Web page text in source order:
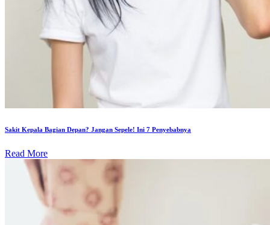
Sakit Kepala Bagian Depan? Jangan Sepele! Ini 7 Penyebabnya
Read More